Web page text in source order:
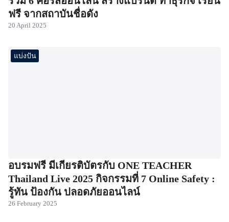
ฟรี จากสถาบันชื่อดัง
20 April 2025
แบ่งปัน
อบรมฟรี มีเกียรติบัตรกับ ONE TEACHER
Thailand Live 2025 กิจกรรมที่ 7 Online Safety :
รู้ทัน ป้องกัน ปลอดภัยออนไลน์
26 February 2025